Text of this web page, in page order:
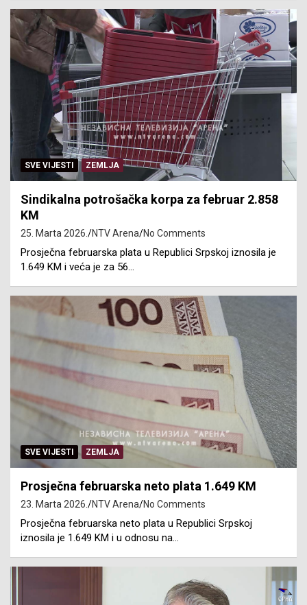
SVE VIJESTI ZEMLJA
Sindikalna potrošačka korpa za februar 2.858
KM
25. Marta 2026. NTV Arena No Comments
Prosječna februarska plata u Republici Srpskoj iznosila je
1.649 KM i veća je za 56…
SVE VIJESTI ZEMLJA
Prosječna februarska neto plata 1.649 KM
23. Marta 2026. NTV Arena No Comments
Prosječna februarska neto plata u Republici Srpskoj
iznosila je 1.649 KM i u odnosu na…